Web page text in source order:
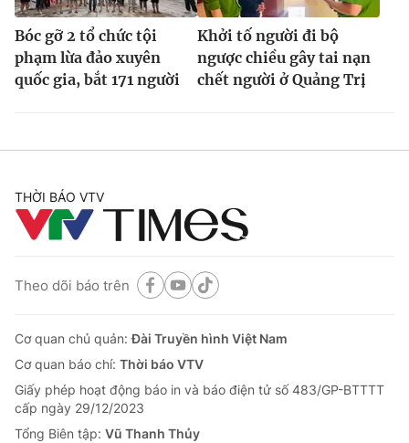
Bóc gỡ 2 tổ chức tội
phạm lừa đảo xuyên
quốc gia, bắt 171 người
Khởi tố người đi bộ
ngược chiều gây tai nạn
chết người ở Quảng Trị
THỜI BÁO VTV
Theo dõi báo trên
Cơ quan chủ quản:Đài Truyền hình Việt Nam
Cơ quan báo chí: Thời báo VTV
Giấy phép hoạt động báo in và báo điện tử số 483/GP-BTTTT
cấp ngày 29/12/2023
Tổng Biên tập: Vũ Thanh Thủy